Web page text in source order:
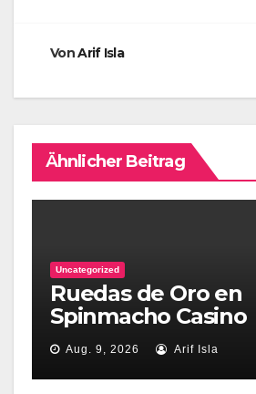
VonArif Isla
Ähnlicher Beitrag
Uncategorized
Ruedas de Oro en
Spinmacho Casino
Aug. 9, 2026 Arif Isla